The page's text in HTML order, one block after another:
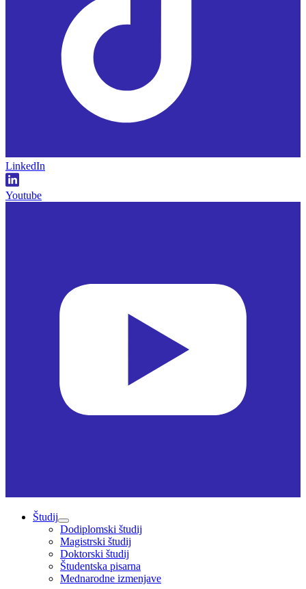
LinkedIn
Youtube
Študij
Dodiplomski študij
Magistrski študij
Doktorski študij
Študentska pisarna
Mednarodne izmenjave